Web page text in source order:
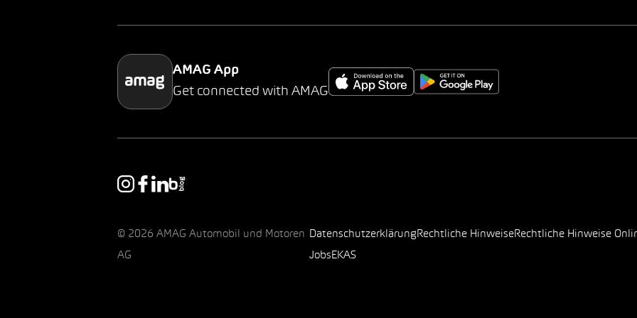
AMAG App
Get connected with AMAG
© 2026 AMAG Automobil und Motoren
AG
Datenschutzerklärung Rechtliche HinweiseRechtliche Hinweise
Jobs EKAS